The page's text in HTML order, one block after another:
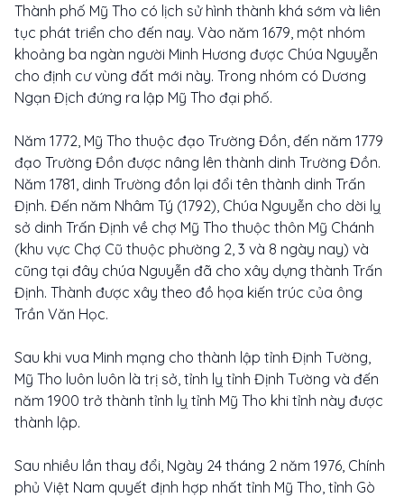
Thành phố Mỹ Tho có lịch sử hình thành khá sớm và liên
tục phát triển cho đến nay. Vào năm 1679, một nhóm
khoảng ba ngàn người Minh Hương được Chúa Nguyễn
cho định cư vùng đất mới này. Trong nhóm có Dương
Ngạn Địch đứng ra lập Mỹ Tho đại phố.
Năm 1772, Mỹ Tho thuộc đạo Trường Đồn, đến năm 1779
đạo Trường Đồn được nâng lên thành dinh Trường Đồn.
Năm 1781, dinh Trường đồn lại đổi tên thành dinh Trấn
Định. Đến năm Nhâm Tý (1792), Chúa Nguyễn cho dời lỵ
sở dinh Trấn Định về chợ Mỹ Tho thuộc thôn Mỹ Chánh
(khu vực Chợ Cũ thuộc phường 2, 3 và 8 ngày nay) và
cũng tại đây chúa Nguyễn đã cho xây dựng thành Trấn
Định. Thành được xây theo đồ họa kiến trúc của ông
Trần Văn Học.
Sau khi vua Minh mạng cho thành lập tỉnh Định Tường,
Mỹ Tho luôn luôn là trị sở, tỉnh lỵ tỉnh Định Tường và đến
năm 1900 trở thành tỉnh lỵ tỉnh Mỹ Tho khi tỉnh này được
thành lập.
Sau nhiều lần thay đổi, Ngày 24 tháng 2 năm 1976, Chính
phủ Việt Nam quyết định hợp nhất tỉnh Mỹ Tho, tỉnh Gò